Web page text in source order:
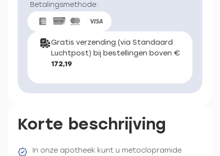
Betalingsmethode:
Gratis verzending (via Standaard
Luchtpost) bij bestellingen boven €
172,19
Korte beschrijving
In onze apotheek kunt u metoclopramide